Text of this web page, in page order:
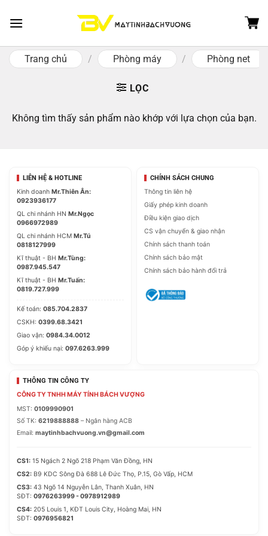
Trang chủ
/ Phòng máy / Phòng net
LỌC
Không tìm thấy sản phẩm nào khớp với lựa chọn của bạn.
LIÊN HỆ & HOTLINE
Kinh doanh Mr.Thiên Ân:
0923936177
QL chi nhánh HN Mr.Ngọc
0966972989
QL chi nhánh HCM Mr.Tú
0818127999
Kĩ thuật - BH Mr.Tùng:
0987.945.547
Kĩ thuật - BH Mr.Tuấn:
0819.727.999
Kế toán: 085.704.2837
CSKH: 0399.68.3421
Giao vận: 0984.34.0012
Góp ý khiếu nại: 097.6263.999
CHÍNH SÁCH CHUNG
Thông tin liên hệ
Giấy phép kinh doanh
Điều kiện giao dịch
CS vận chuyển & giao nhận
Chính sách thanh toán
Chính sách bảo mật
Chính sách bảo hành đổi trả
THÔNG TIN CÔNG TY
CÔNG TY TNHH MÁY TÍNH BÁCH VƯỢNG
MST: 0109990901
Số TK: 6219888888 – Ngân hàng ACB
Email: maytinhbachvuong.vn@gmail.com
CS1: 15 Ngách 2 Ngõ 218 Phạm Văn Đồng, HN
CS2: B9 KDC Sông Đà 688 Lê Đức Thọ, P.15, Gò Vấp, HCM
CS3: 43 Ngõ 14 Nguyễn Lân, Thanh Xuân, HN
SĐT: 0976263999 - 0978912989
CS4: 205 Louis 1, KĐT Louis City, Hoàng Mai, HN
SĐT: 0976956821